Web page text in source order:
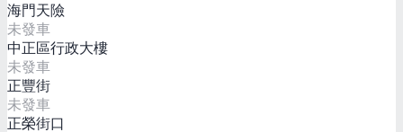
海門天險
未發車
中正區行政大樓
未發車
正豐街
未發車
正榮街口